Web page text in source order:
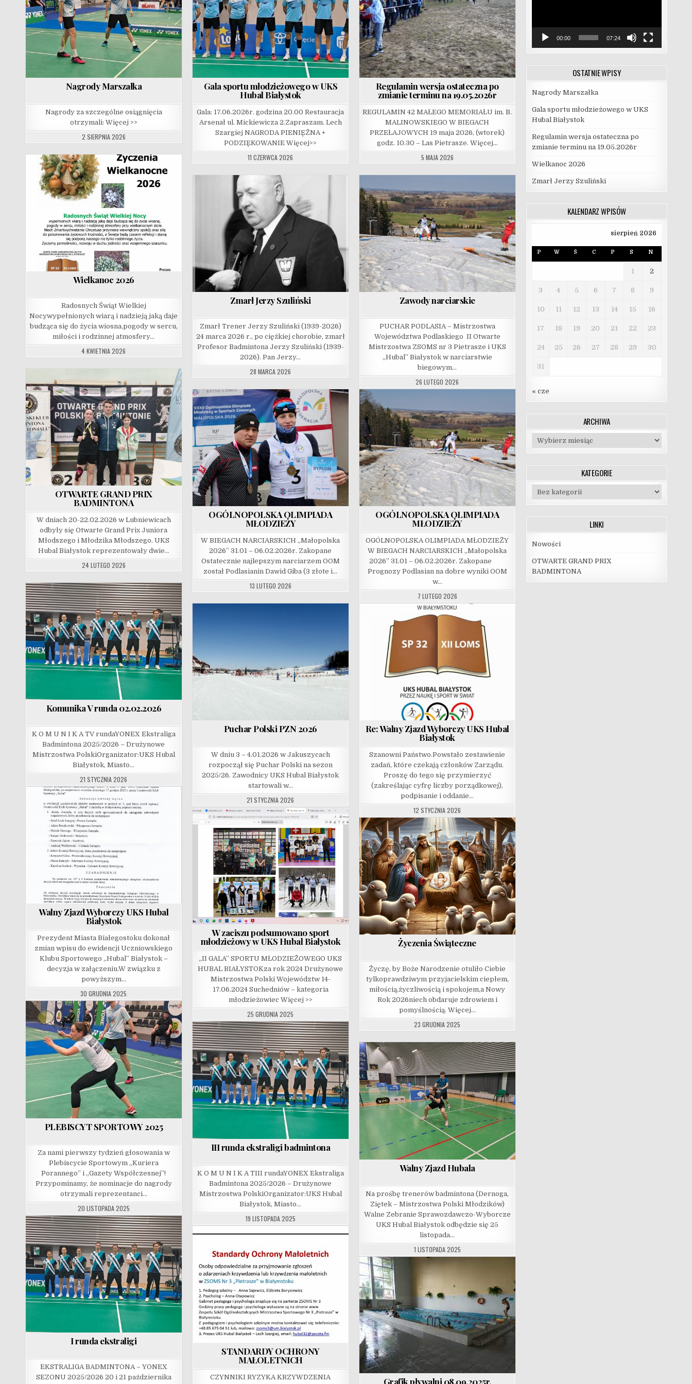
Nagrody Marszałka
Nagrody za szczególne osiągnięcia
otrzymali: Więcej >>
2 SIERPNIA 2026
Gala sportu młodzieżowego w UKS
Hubal Białystok
Gala: 17.06.2026r. godzina 20.00 Restauracja
Arsenał ul. Mickiewicza 2.Zapraszam. Lech
Szargiej NAGRODA PIENIĘŻNA +
PODZIĘKOWANIE Więcej>>
11 CZERWCA 2026
Regulamin wersja ostateczna po
zmianie terminu na 19.05.2026r
REGULAMIN 42 MAŁEGO MEMORIAŁU im. B.
MALINOWSKIEGO W BIEGACH
PRZEŁAJOWYCH 19 maja 2026, (wtorek)
godz. 10.30 – Las Pietrasze. Więcej…
5 MAJA 2026
Wielkanoc 2026
Radosnych Świąt Wielkiej
Nocywypełnionych wiarą i nadzieją jaką daje
budząca się do życia wiosna,pogody w sercu,
miłości i rodzinnej atmosfery…
4 KWIETNIA 2026
Zmarł Jerzy Szuliński
Zmarł Trener Jerzy Szuliński (1939-2026)
24 marca 2026 r., po ciężkiej chorobie, zmarł
Profesor Badmintona Jerzy Szuliński (1939-
2026). Pan Jerzy…
28 MARCA 2026
Zawody narciarskie
PUCHAR PODLASIA – Mistrzostwa
Województwa Podlaskiego II Otwarte
Mistrzostwa ZSOMS nr 3 Pietrasze i UKS
„Hubal” Białystok w narciarstwie
biegowym…
26 LUTEGO 2026
OTWARTE GRAND PRIX
BADMINTONA
W dniach 20-22.02.2026 w Lubniewicach
odbyły się Otwarte Grand Prix Juniora
Młodszego i Młodzika Młodszego. UKS
Hubal Białystok reprezentowały dwie…
24 LUTEGO 2026
OGÓLNOPOLSKA OLIMPIADA
MŁODZIEŻY
W BIEGACH NARCIARSKICH „Małopolska
2026” 31.01 – 06.02.2026r. Zakopane
Ostatecznie najlepszym narciarzem OOM
został Podlasianin Dawid Giba (3 złote i…
13 LUTEGO 2026
OGÓLNOPOLSKA OLIMPIADA
MŁODZIEŻY
OGÓLNOPOLSKA OLIMPIADA MŁODZIEŻY
W BIEGACH NARCIARSKICH „Małopolska
2026” 31.01 – 06.02.2026r. Zakopane
Prognozy Podlasian na dobre wyniki OOM
w…
7 LUTEGO 2026
Komunika V runda 02.02.2026
K O M U N I K A TV rundaYONEX Ekstraliga
Badmintona 2025/2026 – Drużynowe
Mistrzostwa PolskiOrganizator:UKS Hubal
Białystok, Miasto…
21 STYCZNIA 2026
Puchar Polski PZN 2026
W dniu 3 – 4.01.2026 w Jakuszycach
rozpoczął się Puchar Polski na sezon
2025/26. Zawodnicy UKS Hubal Białystok
startowali w…
21 STYCZNIA 2026
Re: Walny Zjazd Wyborczy UKS Hubal
Białystok
Szanowni Państwo.Powstało zestawienie
zadań, które czekają członków Zarządu.
Proszę do tego się przymierzyć
(zakreślając cyfrę liczby porządkowej),
podpisanie i oddanie…
12 STYCZNIA 2026
Walny Zjazd Wyborczy UKS Hubal
Białystok
Prezydent Miasta Białegostoku dokonał
zmian wpisu do ewidencji Uczniowskiego
Klubu Sportowego „Hubal” Białystok –
decyzja w załączeniu.W związku z
powyższym…
30 GRUDNIA 2025
W zaciszu podsumowano sport
młodzieżowy w UKS Hubal Białystok
„II GALA” SPORTU MŁODZIEŻOWEGO UKS
HUBAL BIAŁYSTOKza rok 2024 Drużynowe
Mistrzostwa Polski Województw 14-
17.06.2024 Suchedniów – kategoria
młodzieżowiec Więcej >>
25 GRUDNIA 2025
Życzenia Świąteczne
Życzę, by Boże Narodzenie otuliło Ciebie
tylkoprawdziwym przyjacielskim ciepłem,
miłością,życzliwością i spokojem,a Nowy
Rok 2026niech obdaruje zdrowiem i
pomyślnością. Więcej…
23 GRUDNIA 2025
PLEBISCYT SPORTOWY 2025
Za nami pierwszy tydzień głosowania w
Plebiscycie Sportowym „Kuriera
Porannego” i „Gazety Współczesnej”!
Przypominamy, że nominacje do nagrody
otrzymali reprezentanci…
20 LISTOPADA 2025
III runda ekstraligi badmintona
K O M U N I K A TIII rundaYONEX Ekstraliga
Badmintona 2025/2026 – Drużynowe
Mistrzostwa PolskiOrganizator:UKS Hubal
Białystok, Miasto…
19 LISTOPADA 2025
Walny Zjazd Hubala
Na prośbę trenerów badmintona (Dernoga,
Ziętek – Mistrzostwa Polski Młodzików)
Walne Zebranie Sprawozdawczo-Wyborcze
UKS Hubal Białystok odbędzie się 25
listopada…
1 LISTOPADA 2025
I runda ekstraligi
EKSTRALIGA BADMINTONA – YONEX
SEZONU 2025/2026 20 i 21 października
STANDARDY OCHRONY
MAŁOLETNICH
CZYNNIKI RYZYKA KRZYWDZENIA
Grafik pływalni 08.09.2025r.
00:00 07:24
OSTATNIE WPISY
Nagrody Marszałka
Gala sportu młodzieżowego w UKS
Hubal Białystok
Regulamin wersja ostateczna po
zmianie terminu na 19.05.2026r
Wielkanoc 2026
Zmarł Jerzy Szuliński
KALENDARZ WPISÓW
sierpień 2026
P W Ś C P S N
1 2
3 4 5 6 7 8 9
10 11 12 13 14 15 16
17 18 19 20 21 22 23
24 25 26 27 28 29 30
31
« cze
ARCHIWA
Archiwa
KATEGORIE
Kategorie
LINKI
Nowości
OTWARTE GRAND PRIX
BADMINTONA